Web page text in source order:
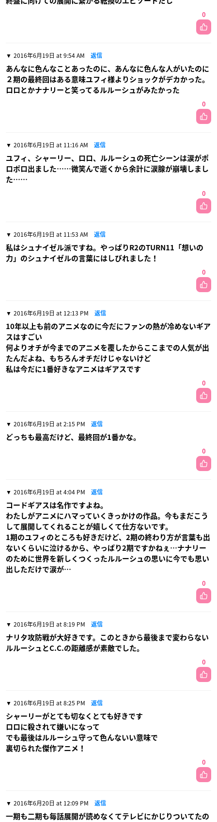
0
2016年6月19日 at 9:54 AM 返信
あんなに色んなことあったのに、あんなに色んな人がいたのに
２期の最終回はある意味ユフィ様よりショックがデカかった。
ロロとかナナリーと笑ってるルルーシュがみたかった
0
2016年6月19日 at 11:16 AM 返信
ユフィ、シャーリー、ロロ、ルルーシュの死亡シーンは涙がポ
ロポロ出ました……微笑んで逝くから余計に涙腺が崩壊しまし
た……
0
2016年6月19日 at 11:53 AM 返信
私はシュナイゼル派ですね。やっぱりR2のTURN11「想いの
力」のシュナイゼルの言葉にはしびれました！
0
2016年6月19日 at 12:13 PM 返信
10年以上も前のアニメなのに今だにファンの熱が冷めないギア
スはすごい
何よりオチが今までのアニメを覆したからここまでの人気が出
たんだよね、もちろんオチだけじゃないけど
私は今だに1番好きなアニメはギアスです
0
2016年6月19日 at 2:15 PM 返信
どっちも最高だけど、最終回が1番かな。
0
2016年6月19日 at 4:04 PM 返信
コードギアスは名作ですよね。
わたしがアニメにハマっていくきっかけの作品。今もまだこう
して展開してくれることが嬉しくて仕方ないです。
1期のユフィのところも好きだけど、2期の終わり方が言葉も出
ないくらいに泣けるから、やっぱり2期ですかねぇ…ナナリー
のために世界を新しくつくったルルーシュの思いに今でも思い
出しただけで涙が…
0
2016年6月19日 at 8:19 PM 返信
ナリタ攻防戦が大好きです。このときから最後まで変わらない
ルルーシュとC.C.の距離感が素敵でした。
0
2016年6月19日 at 8:25 PM 返信
シャーリーがとても切なくとても好きです
ロロに殺されて嫌いになって
でも最後はルルーシュ守って色んないい意味で
裏切られた傑作アニメ！
0
2016年6月20日 at 12:09 PM 返信
一期も二期も毎話展開が読めなくてテレビにかじりついてたの